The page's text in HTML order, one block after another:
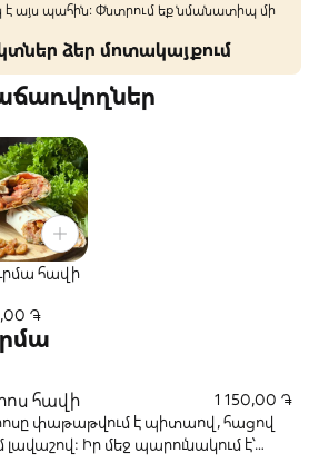
է այս պահին: Փնտրում եք նմանատիպ մի
ձեր մոտակայքում
հավի
֏
հավի
1 150,00 ֏
փաթաթվում է պիտաով, հացով
լավաշով։ Իր մեջ պարունակում է՝